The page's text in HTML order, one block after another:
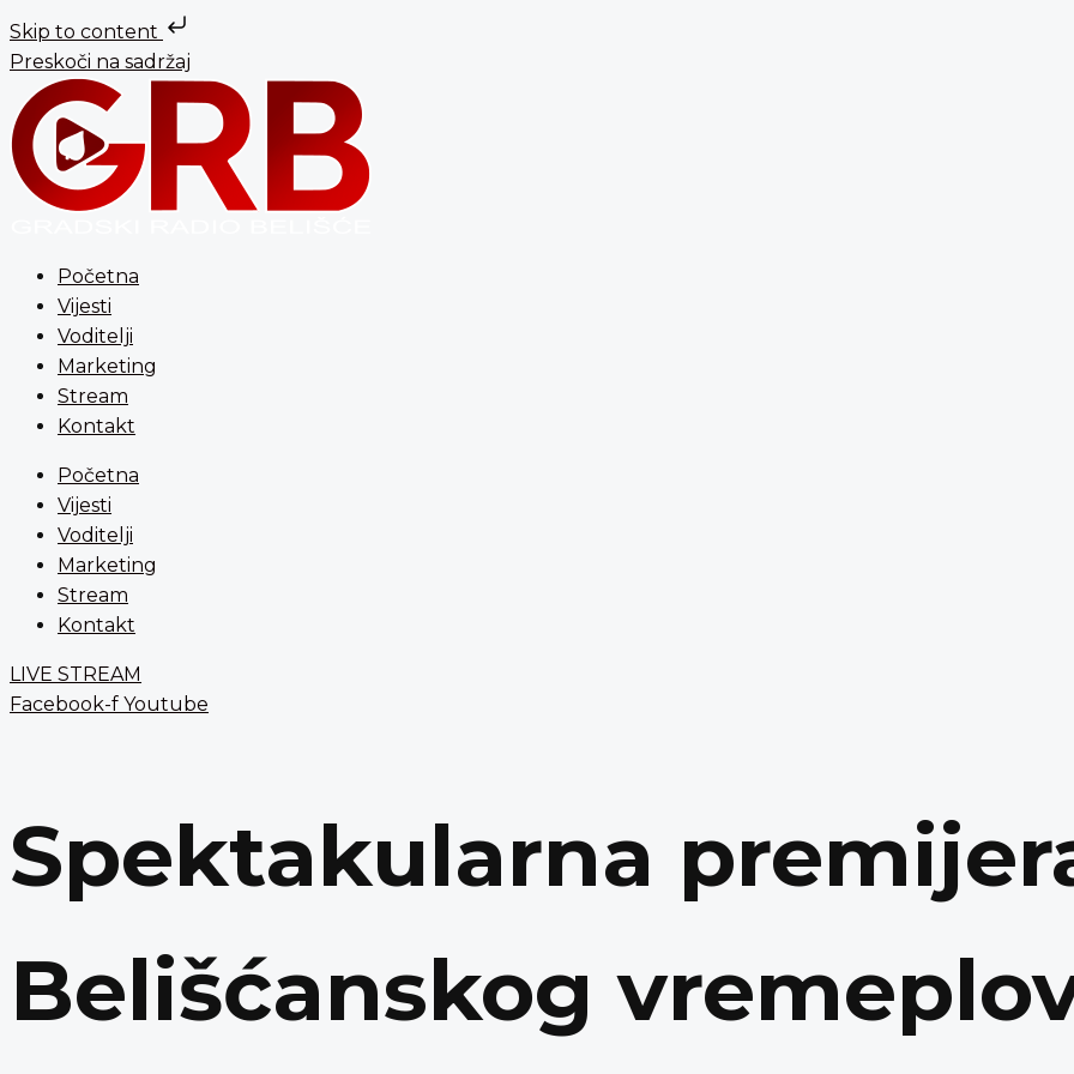
Skip to content
Preskoči na sadržaj
Početna
Vijesti
Voditelji
Marketing
Stream
Kontakt
Početna
Vijesti
Voditelji
Marketing
Stream
Kontakt
LIVE STREAM
Facebook-f Youtube
Spektakularna
Belišćanskog